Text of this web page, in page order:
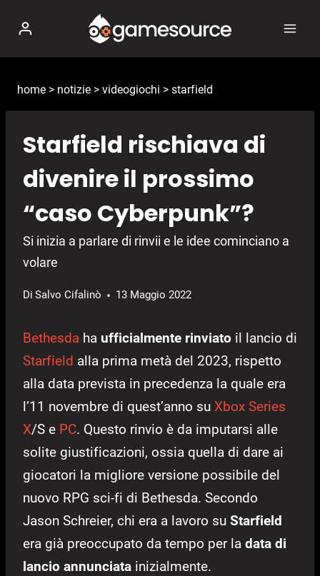
contenuto
home > notizie > videogiochi > starfield
Starfield rischiava di
divenire il prossimo
“caso Cyberpunk”?
Si inizia a parlare di rinvii e le idee cominciano a
volare
Di Salvo Cifalinò 13 Maggio 2022
Bethesda ha ufficialmente rinviato il lancio di
Starfield alla prima metà del 2023, rispetto
alla data prevista in precedenza la quale era
l’11 novembre di quest’anno su Xbox Series
X/S e PC. Questo rinvio è da imputarsi alle
solite giustificazioni, ossia quella di dare ai
giocatori la migliore versione possibile del
nuovo RPG sci-fi di Bethesda. Secondo
Jason Schreier, chi era a lavoro su Starfield
era già preoccupato da tempo per la data di
lancio annunciata inizialmente.